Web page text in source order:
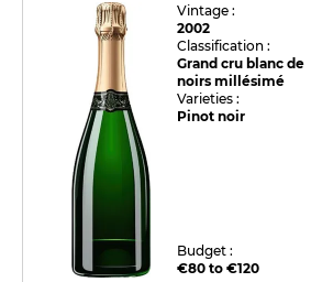
Vintage :
2002
Classification :
Grand cru blanc de
noirs millésimé
Varieties :
Pinot noir
Budget :
€80 to €120